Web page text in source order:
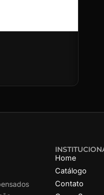
Home
Catálogo
Contato